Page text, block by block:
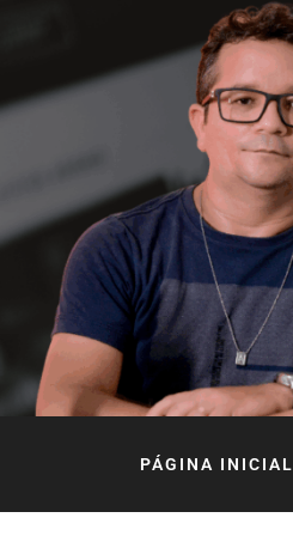
PÁGINA INICIAL